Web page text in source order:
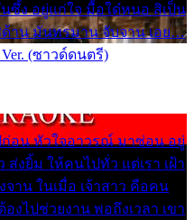
ซึ้ง อยู่แก่ใจ มื้อใด๋หนอ สิเป็น
ด้าน มันทรมาน จับจาน เอย…
(ซาวด์ดนตรี)
ก่อน หัวใจอาวรณ์ มาซ่อน อยู่
ส่งยิ้ม ให้คนไปทั่ว แต่เรา เฝ้า
จาน ในเมื่อ เจ้าสาว คือคน
งไปช่วยงาน พอถึงเวลา เขา